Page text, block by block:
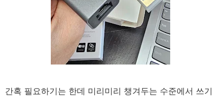
간혹 필요하기는 한데 미리미리 챙겨두는 수준에서 쓰기